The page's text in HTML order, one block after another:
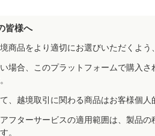
皆様へ
商品をより適切にお選びいただくよ
場合、このプラットフォームで購入
、越境取引に関わる商品はお客様個
フターサービスの適用範囲は、製品
。